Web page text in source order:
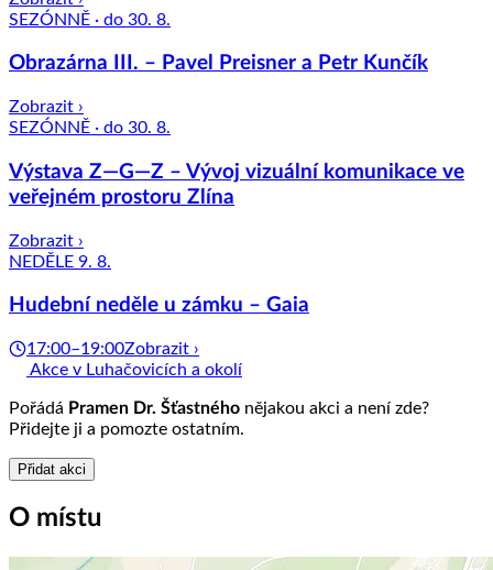
SEZÓNNĚ · do 30. 8.
Obrazárna III. – Pavel Preisner a Petr Kunčík
Zobrazit ›
SEZÓNNĚ · do 30. 8.
Výstava Z—G—Z – Vývoj vizuální komunikace ve
veřejném prostoru Zlína
Zobrazit ›
NEDĚLE 9. 8.
Hudební neděle u zámku – Gaia
17:00–19:00Zobrazit ›
Akce v Luhačovicích a okolí
Pořádá Pramen Dr. Šťastného nějakou akci a není zde?
Přidejte ji a pomozte ostatním.
Přidat akci
O místu